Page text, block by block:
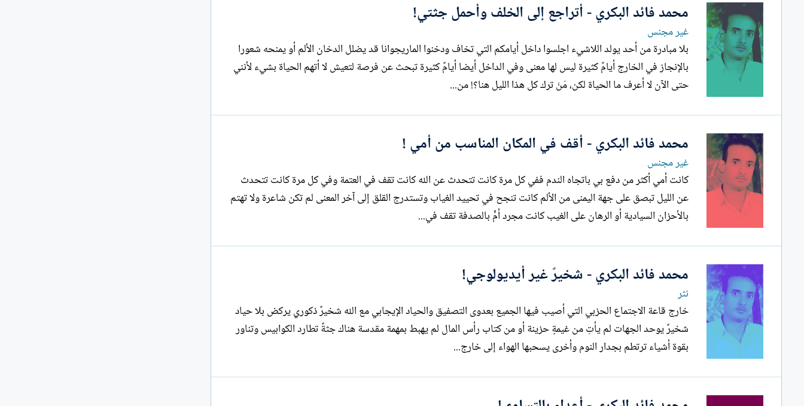
محمد فائد البكري - أتراجع إلى الخلف وأحمل جثتي!
غير مجنس
بلا مبادرة من أحد يولد اللاشيء اجلسوا داخل أيامكم التي تخاف ودخنوا الماريجوانا قد يضلل الدخان الألم أو يمنحه شعورا
بالإنجاز في الخارج أيامٌ كثيرة ليس لها معنى وفي الداخل أيضا أيامٌ كثيرة تبحث عن فرصة لتعيش لا أتهم الحياة بشيء لأنني
حتى الآن لا أعرف ما الحياة لكن، مَنْ ترك كل هذا الليل هنا؟! من...
محمد فائد البكري - أقف في المكان المناسب من أمي !
غير مجنس
كانت أمي أكثر من دفع بي باتجاه الندم ففي كل مرة كانت تتحدث عن الله كانت تقف في العتمة وفي كل مرة كانت تتحدث
عن الليل تبصق على جهة اليمنى من الألم كانت تنجح في تحييد الغياب وتستدرج القلق إلى آخر المعنى لم تكن شاعرة ولا تهتم
بالأحزان السيادية أو الرهان على الغيب كانت مجرد أمٍّ بالصدفة تقف في...
محمد فائد البكري - شخيرٌ غير أيديولوجي!
نثر
خارج قاعة الاجتماع الحزبي التي أصيب فيها الجميع بعدوى التصفيق والحياد الإيجابي مع الله شخيرٌ ذكوري يركض بلا حياد
شخيرٌ يوحد الجهات لم يأتِ من غيمةٍ حزينة أو من كتاب رأس المال لم يهبط بمهمة مقدسة هناك جثةٌ تطارد الكوابيس وتناور
بقوة أشياء ترتطم بجدار النوم وأخرى يسحبها الهواء إلى خارج...